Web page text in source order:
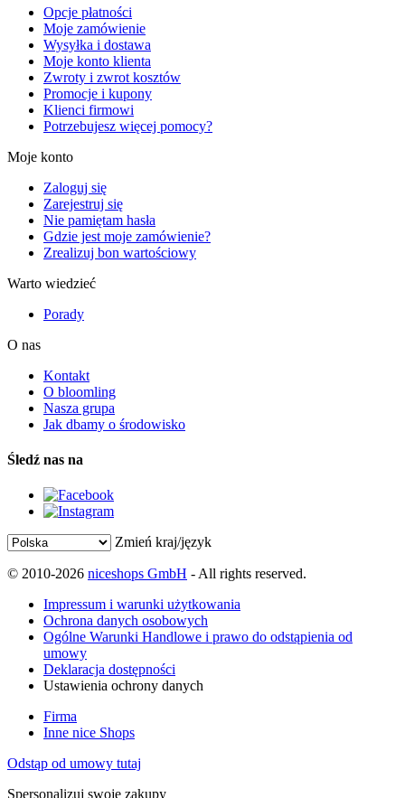
Opcje płatności
Moje zamówienie
Wysyłka i dostawa
Moje konto klienta
Zwroty i zwrot kosztów
Promocje i kupony
Klienci firmowi
Potrzebujesz więcej pomocy?
Moje konto
Zaloguj się
Zarejestruj się
Nie pamiętam hasła
Gdzie jest moje zamówienie?
Zrealizuj bon wartościowy
Warto wiedzieć
Porady
O nas
Kontakt
O bloomling
Nasza grupa
Jak dbamy o środowisko
Śledź nas na
Zmień kraj/język
© 2010-2026 niceshops GmbH - All rights reserved.
Impressum i warunki użytkowania
Ochrona danych osobowych
Ogólne Warunki Handlowe i prawo do odstąpienia od
umowy
Deklaracja dostępności
Ustawienia ochrony danych
Firma
Inne nice Shops
Odstąp od umowy tutaj
Spersonalizuj swoje zakupy